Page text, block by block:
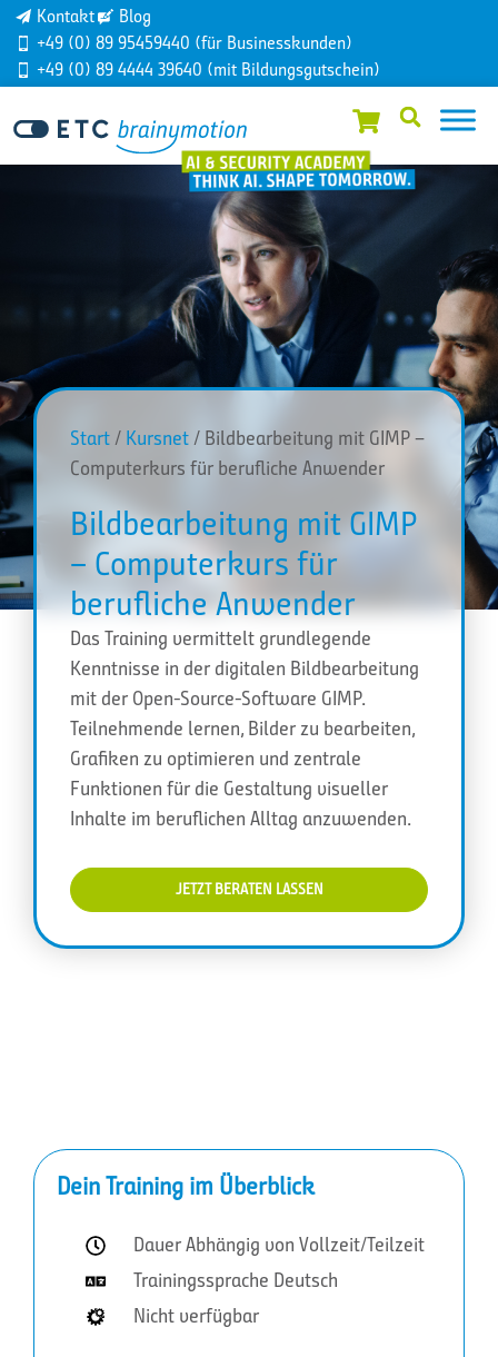
Kontakt
Blog
+49 (0) 89 95459440 (für Businesskunden)
+49 (0) 89 4444 39640 (mit Bildungsgutschein)
Start / Kursnet/ Bildbearbeitung mit GIMP –
Computerkurs für berufliche Anwender
Bildbearbeitung mit GIMP
– Computerkurs für
berufliche Anwender
Das Training vermittelt grundlegende
Kenntnisse in der digitalen Bildbearbeitung
mit der Open-Source-Software GIMP.
Teilnehmende lernen, Bilder zu bearbeiten,
Grafiken zu optimieren und zentrale
Funktionen für die Gestaltung visueller
Inhalte im beruflichen Alltag anzuwenden.
JETZT BERATEN LASSEN
Dein Training im Überblick
Dauer Abhängig von Vollzeit/Teilzeit
Trainingssprache Deutsch
Nicht verfügbar